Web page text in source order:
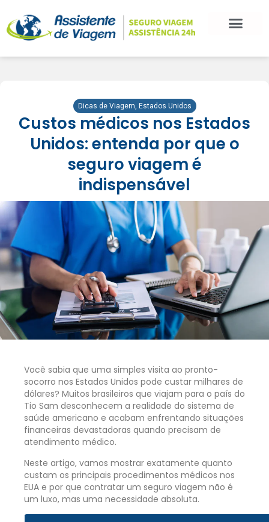
Dicas de Viagem, Estados Unidos
Custos médicos nos Estados
Unidos: entenda por que o
seguro viagem é
indispensável
Você sabia que uma simples visita ao pronto-
socorro nos Estados Unidos pode custar milhares de
dólares? Muitos brasileiros que viajam para o país do
Tio Sam desconhecem a realidade do sistema de
saúde americano e acabam enfrentando situações
financeiras devastadoras quando precisam de
atendimento médico.
Neste artigo, vamos mostrar exatamente quanto
custam os principais procedimentos médicos nos
EUA e por que contratar um seguro viagem não é
um luxo, mas uma necessidade absoluta.